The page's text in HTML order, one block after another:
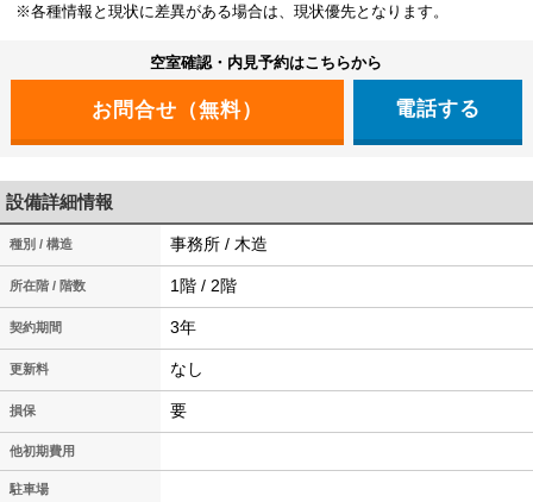
※各種情報と現状に差異がある場合は、現状優先となります。
空室確認・内見予約はこちらから
電話する
設備詳細情報
種別 / 構造 事務所 / 木造
所在階 / 階数 1階 / 2階
契約期間 3年
更新料 なし
損保 要
他初期費用
駐車場